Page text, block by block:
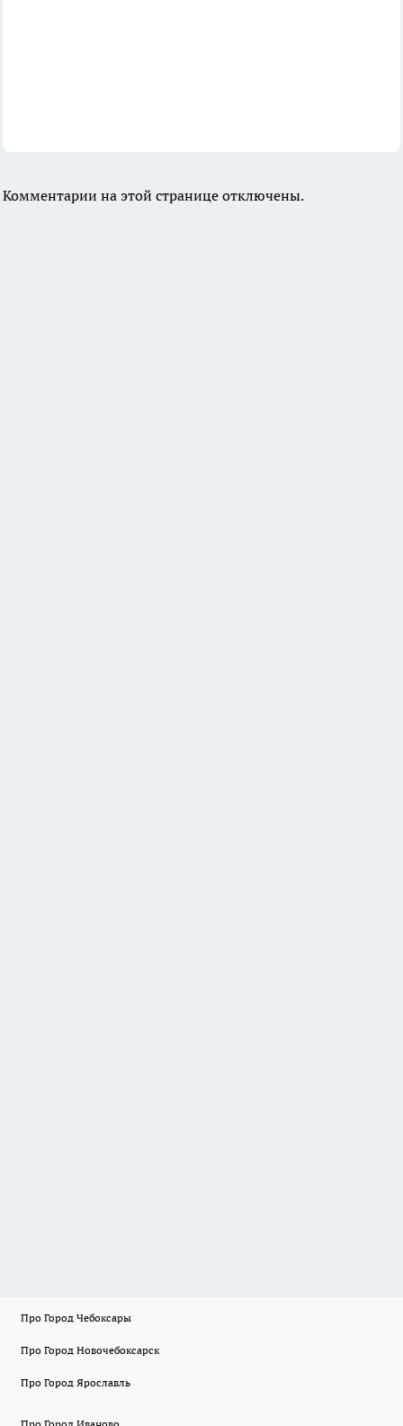
Комментарии на этой странице отключены.
Про Город Чебоксары
Про Город Новочебоксарск
Про Город Ярославль